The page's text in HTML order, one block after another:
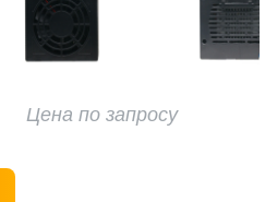
Цена по запросу